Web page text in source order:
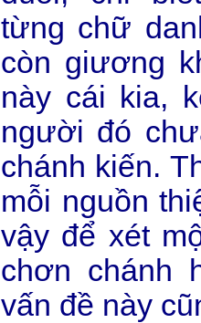
từng chữ
còn giương
này cái kia,
người đó
chánh kiến.
mỗi nguồn
vậy để xét
chơn chánh
vấn đề này